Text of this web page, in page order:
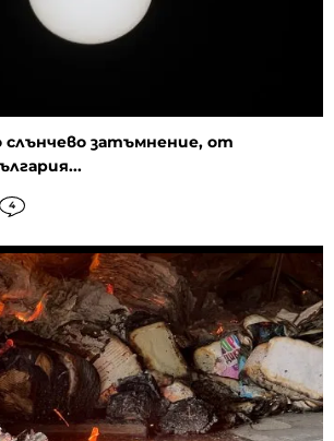
затъмнение, от
4